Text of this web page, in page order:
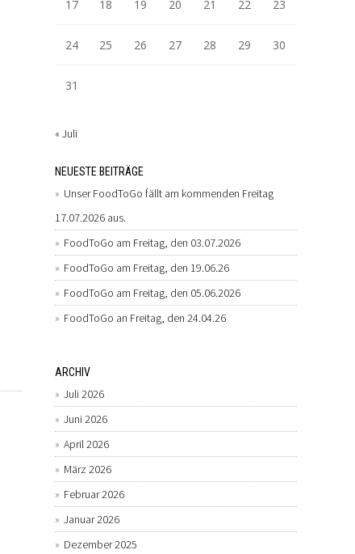
17 18 19 20 21 22 23
24 25 26 27 28 29 30
31
« Juli
NEUESTE BEITRÄGE
Unser FoodToGo fällt am kommenden Freitag
17.07.2026 aus.
FoodToGo am Freitag, den 03.07.2026
FoodToGo am Freitag, den 19.06.26
FoodToGo am Freitag, den 05.06.2026
FoodToGo an Freitag, den 24.04.26
ARCHIV
Juli 2026
Juni 2026
April 2026
März 2026
Februar 2026
Januar 2026
Dezember 2025